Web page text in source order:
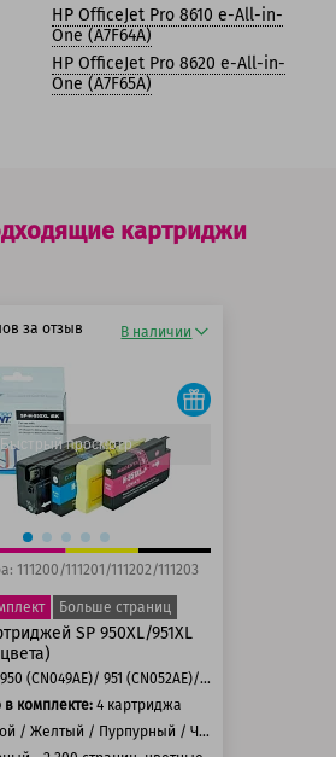
HP OfficeJet Pro 8610 e-All-in-
One (A7F64A)
HP OfficeJet Pro 8620 e-All-in-
One (A7F65A)
картриджи
за отзыв В наличии
Быстрый просмотр
111200/111201/111202/111203
Больше страниц
SP 950XL/951XL
HP 950 (CN049AE)/ 951 (CN052AE)/ 951 (CN051AE)/ 951 (CN050AE)/ 950XL (CN045AE)/ 951XL (CN046AE)/ 951XL (CN047AE)/ 951XL (CN048AE)
в комплекте: 4 картриджа
/ Желтый / Пурпурный / Черный